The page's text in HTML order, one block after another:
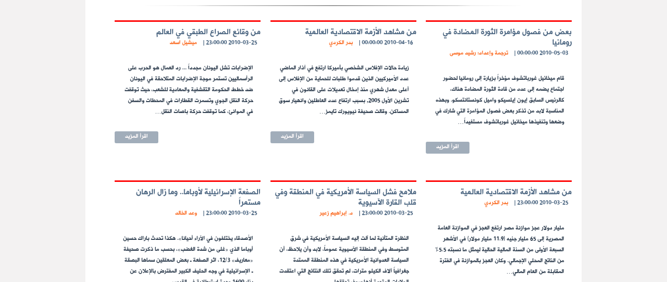
بعض من فصول مؤامرة الثورة المضادة في
رومانيا
2010-05-03 00:00:00
| ترجمة وإعداد: رشيد موسى
قام ميخائيل غورباتشوف مؤخراً بزيارة إلى رومانيا لحضور
اجتماع يضمه إلى عدد من قادة الثورة المضادة هناك،
كالرئيس السابق إيون إيلسيكو واميل كونستانتسكو. وبهذه
المناسبة لابد من تذكر بعض فصول المؤامرة التي شارك في
وضعها وتنفيذها ميخائيل غورباتشوف مستفيداً…
اقرأ المزيد
من مشاهد الأزمة الاقتصادية العالمية
2010-04-16 00:00:00
| بدر الكردي
زيادة حالات الإفلاس الشخصي بأميركا ارتفع في آذار الماضي
عدد الأميركيين الذين قدموا طلبات للحماية من الإفلاس إلى
أعلى معدل شهري منذ إدخال تعديلات على القانون في
تشرين الأول 2005, بسبب ارتفاع عدد العاطلين وانهيار سوق
المساكن. وقالت صحيفة نيويورك تايمز…
اقرأ المزيد
من وقائع الصراع الطبقي في العالم
2010-03-25 23:00:00
| ميشيل اسعد
الإضرابات تشل اليونان مجدداً ... رد العمال هو الحرب على
الرأسماليين تستمر موجة الإضرابات المتلاحقة في اليونان
ضد خطط الحكومة التقشفية والمعادية للشعب، حيث توقفت
حركة النقل الجوي وتسمرت القطارات في المحطات والسفن
في الموانئ، كما توقفت حركة باصات النقل…
اقرأ المزيد
من مشاهد الأزمة الاقتصادية العالمية
2010-03-25 23:00:00
| بدر الكردي
مليار دولار عجز موازنة مصر ارتفع العجز في الموازنة العامة
المصرية إلى 65 مليار جنيه (11.9 مليار دولار) في الأشهر
السبعة الأولى من السنة المالية الحالية ليمثل ما نسبته 5.5%
من الناتج المحلي الإجمالي. وكان العجز بالموازنة في الفترة
المقابلة من العام المالي…
ملامح فشل السياسة الأمريكية في المنطقة وفي
قلب القارة الآسيوية
2010-03-25 23:00:00
| د. إبراهيم زعير
النظرة المتأنية لما آلت إليه السياسة الأمريكية في شرق
المتوسط وفي المنطقة الآسيوية عموماً، لابد وأن يلاحظ، أن
السياسة العدوانية الأمريكية في هذه المنطقة الممتدة
جغرافياً آلاف الكيلو مترات، لم تحقق تلك النتائج التي اعتقدت
الصفعة الإسرائيلية لأوباما.. وما زال الرهان
مستمراً
2010-03-25 23:00:00
| وعد الخالد
الأصدقاء يختلفون في الآراء أحيانا». هكذا تحدث باراك حسين
أوباما الذي «غلى من شدة الغضب»، بحسب ما ذكرت صحيفة
«معاريف» 12/3، اثر الصفعة ـ بعض المعلقين سماها البصقة
ـ الإسرائيلية في وجه الحليف الكبير المفترض بالإعلان عن